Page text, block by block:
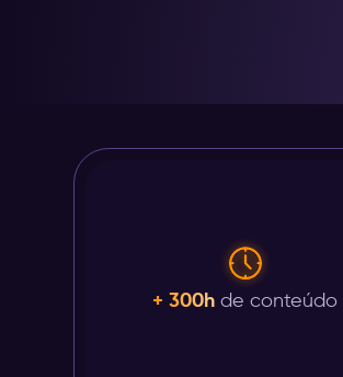
+ 300h de conteúdo